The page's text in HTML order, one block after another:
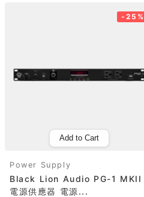
-25%
Add to Cart
Power Supply
Black Lion Audio PG-1 MKII
電源供應器 電源...